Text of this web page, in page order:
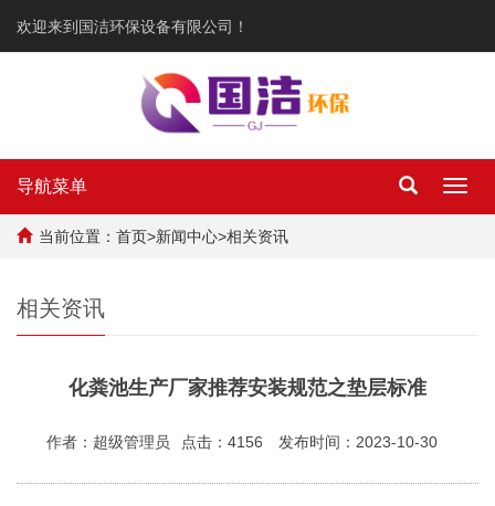
欢迎来到国洁环保设备有限公司！
导航菜单
当前位置： 首页>新闻中心>相关资讯
相关资讯
化粪池生产厂家推荐安装规范之垫层标准
作者：超级管理员 点击：4156 发布时间：2023-10-30